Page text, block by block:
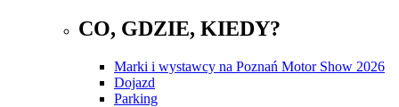
CO, GDZIE, KIEDY?
Marki i wystawcy na Poznań Motor Show 2026
Dojazd
Parking